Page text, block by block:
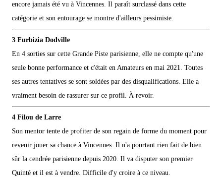
encore jamais été vu à Vincennes. Il paraît surclassé dans cette
catégorie et son entourage se montre d'ailleurs pessimiste.
3 Furbizia Dodville
En 4 sorties sur cette Grande Piste parisienne, elle ne compte qu'une
seule bonne performance et c'était en Amateurs en mai 2021. Toutes
ses autres tentatives se sont soldées par des disqualifications. Elle a
vraiment besoin de rassurer sur ce profil. À revoir.
4 Filou de Larre
Son mentor tente de profiter de son regain de forme du moment pour
revenir jouer sa chance à Vincennes. Il n'a pourtant rien fait de bien
sûr la cendrée parisienne depuis 2020. Il va disputer son premier
Quinté et il est à vendre. Difficile d'y croire à ce niveau.